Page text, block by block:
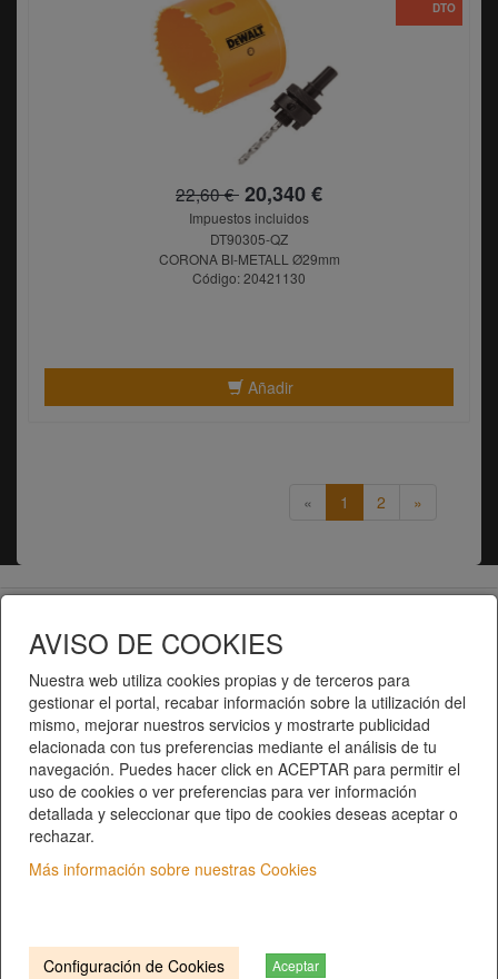
AVISO DE COOKIES
Nuestra web utiliza cookies propias y de terceros para
gestionar el portal, recabar información sobre la utilización del
mismo, mejorar nuestros servicios y mostrarte publicidad
elacionada con tus preferencias mediante el análisis de tu
navegación. Puedes hacer click en ACEPTAR para permitir el
uso de cookies o ver preferencias para ver información
detallada y seleccionar que tipo de cookies deseas aceptar o
rechazar.
Más información sobre nuestras Cookies
Configuración de Cookies Aceptar
22,60 € 20,340 €
Impuestos incluidos
DT90305-QZ
CORONA BI-METALL Ø29mm
Código: 20421130
Añadir
DTO
« 1 2 »
Telematel S.L.
Inici
Qui som?|Contacte |Privacitat|
T. 972 401 552 |
info@gersal.com